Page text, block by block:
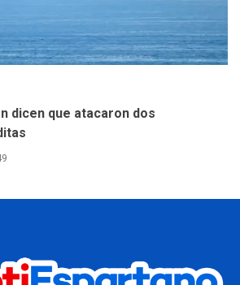
dicen que atacaron dos